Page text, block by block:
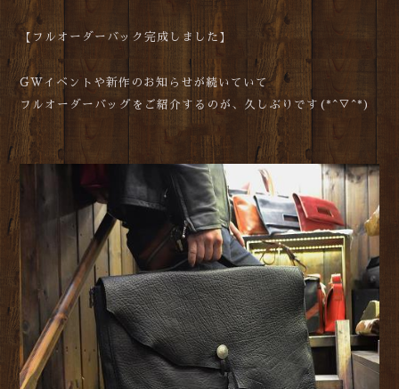
【フルオーダーバック完成しました】
GWイベントや新作のお知らせが続いていて
フルオーダーバッグをご紹介するのが、久しぶりです(*^▽^*)